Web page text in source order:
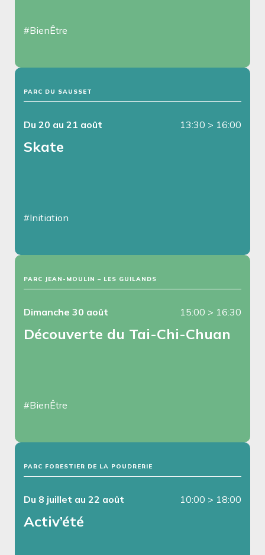
#BienÊtre
PARC DU SAUSSET
Du 20 au 21 août 13:30 > 16:00
Skate
#Initiation
PARC JEAN-MOULIN – LES GUILANDS
Dimanche 30 août 15:00 > 16:30
Découverte du Tai-Chi-Chuan
#BienÊtre
PARC FORESTIER DE LA POUDRERIE
Du 8 juillet au 22 août 10:00 > 18:00
Activ’été